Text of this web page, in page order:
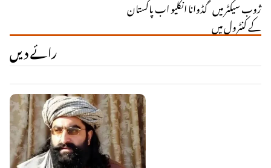
ژوب سیکٹر میں گڈوانا انکلیو اب پاکستان
کے کنٹرول میں
رائے دیں